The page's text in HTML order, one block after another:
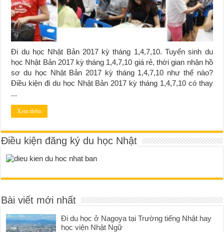
Đi du học Nhật Bản 2017 kỳ tháng 1,4,7,10. Tuyển sinh du
học Nhật Bản 2017 kỳ tháng 1,4,7,10 giá rẻ, thời gian nhận hồ
sơ du học Nhật Bản 2017 kỳ tháng 1,4,7,10 như thế nào?
Điều kiện đi du học Nhật Bản 2017 kỳ tháng 1,4,7,10 có thay
...
Xem thêm
Điều kiện đăng ký du học Nhật
Bài viết mới nhất
Đi du học ở Nagoya tại Trường tiếng Nhật hay
học viện Nhật Ngữ